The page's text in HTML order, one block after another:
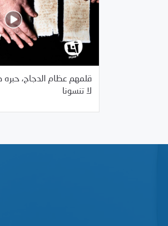
قلمهم عظام الدجاج، حبره
لا تنسونا
08/13/2017